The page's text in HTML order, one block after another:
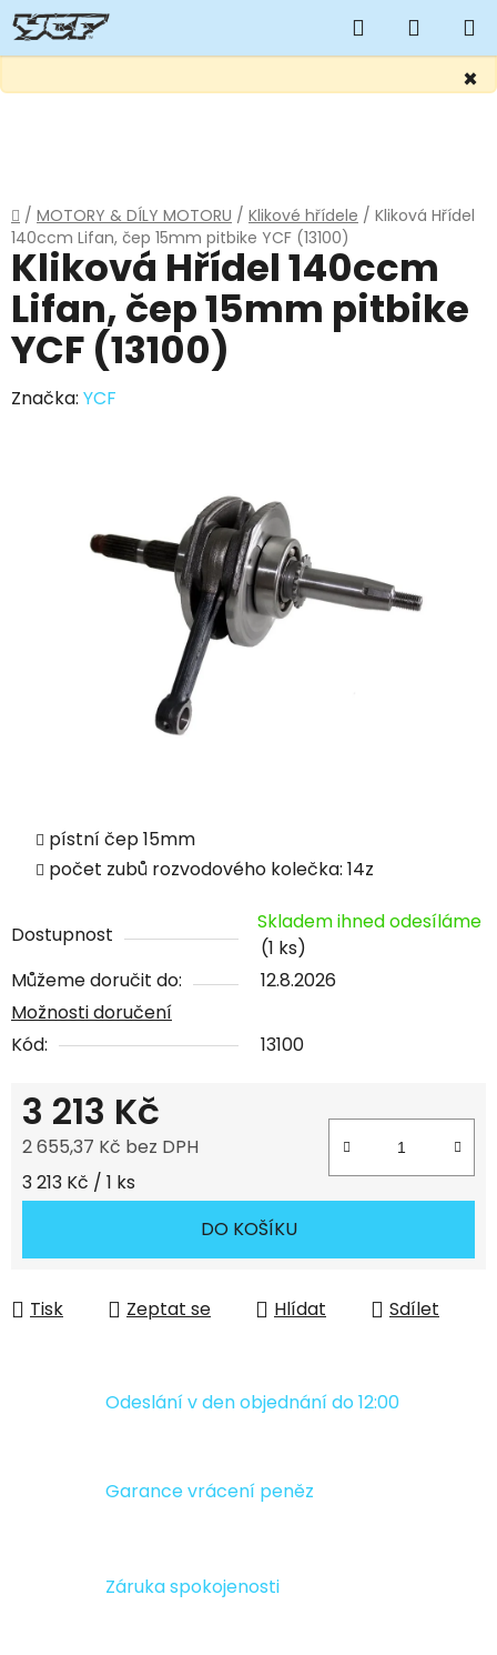
×
Hledat
KOŠÍK
Domů
/ MOTORY & DÍLY MOTORU / Klikové hřídele / Kliková Hřídel
140ccm Lifan, čep 15mm pitbike YCF (13100)
pístní čep 15mm
počet zubů rozvodového kolečka: 14z
Dostupnost
Skladem ihned odesíláme
(1 ks)
Můžeme doručit do:
12.8.2026
Možnosti doručení
Kód:
13100
3 213 Kč
2 655,37 Kč bez DPH
Měrná cena:
3 213 Kč / 1 ks
DO KOŠÍKU
Tisk Zeptat se Hlídat Sdílet
Kliková Hřídel 140ccm
Lifan, čep 15mm pitbike
YCF (13100)
Značka: YCF
Odeslání v den objednání do 12:00
Garance vrácení peněz
Záruka spokojenosti